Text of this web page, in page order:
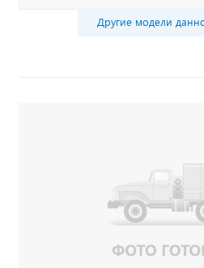
Другие модели